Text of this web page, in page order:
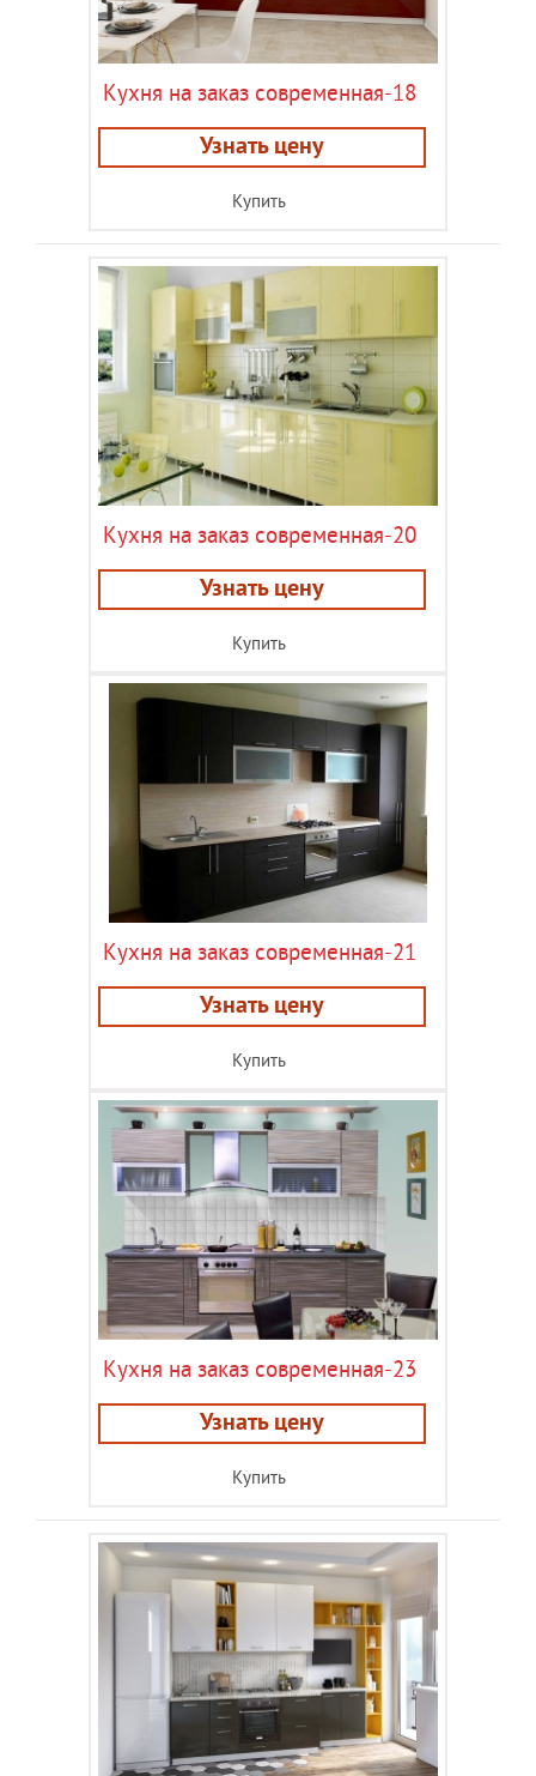
Кухня на заказ современная-18
Узнать цену
Купить
Кухня на заказ современная-20
Узнать цену
Купить
Кухня на заказ современная-21
Узнать цену
Купить
Кухня на заказ современная-23
Узнать цену
Купить